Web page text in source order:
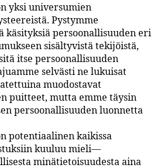
yksi universumien
Pystymme
käsityksiä persoonallisuuden eri
sisältyvistä tekijöistä,
itse persoonallisuuden
selvästi ne lukuisat
muodostavat
puitteet, mutta emme täysin
persoonallisuuden luonnetta
potentiaalinen kaikissa
kuuluu mieli—
minätietoisuudesta aina